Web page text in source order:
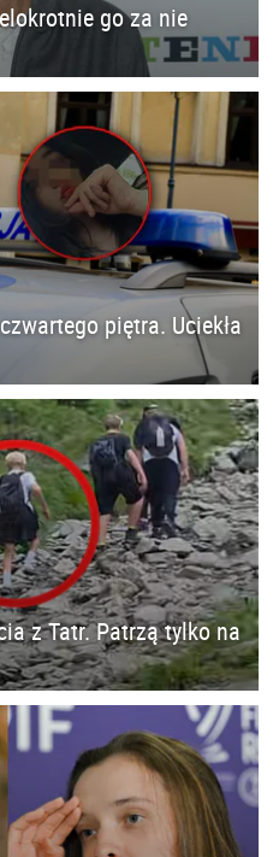
go za nie
piętra. Uciekła
z Tatr. Patrzą tylko na